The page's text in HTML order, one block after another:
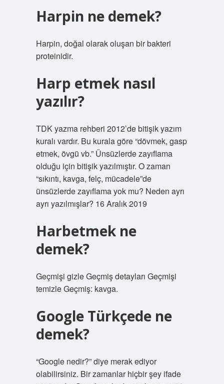
Harpin ne demek?
Harpin, doğal olarak oluşan bir bakteri
proteinidir.
Harp etmek nasıl
yazılır?
TDK yazma rehberi 2012’de bitişik yazım
kuralı vardır. Bu kurala göre “dövmek, gasp
etmek, övgü vb.” Ünsüzlerde zayıflama
olduğu için bitişik yazılmıştır. O zaman
“sıkıntı, kavga, felç, mücadele”de
ünsüzlerde zayıflama yok mu? Neden ayrı
ayrı yazılmışlar? 16 Aralık 2019
Harbetmek ne
demek?
Geçmişi gizle Geçmiş detayları Geçmişi
temizle Geçmiş: kavga.
Google Türkçede ne
demek?
“Google nedir?” diye merak ediyor
olabilirsiniz. Bir zamanlar hiçbir şey ifade